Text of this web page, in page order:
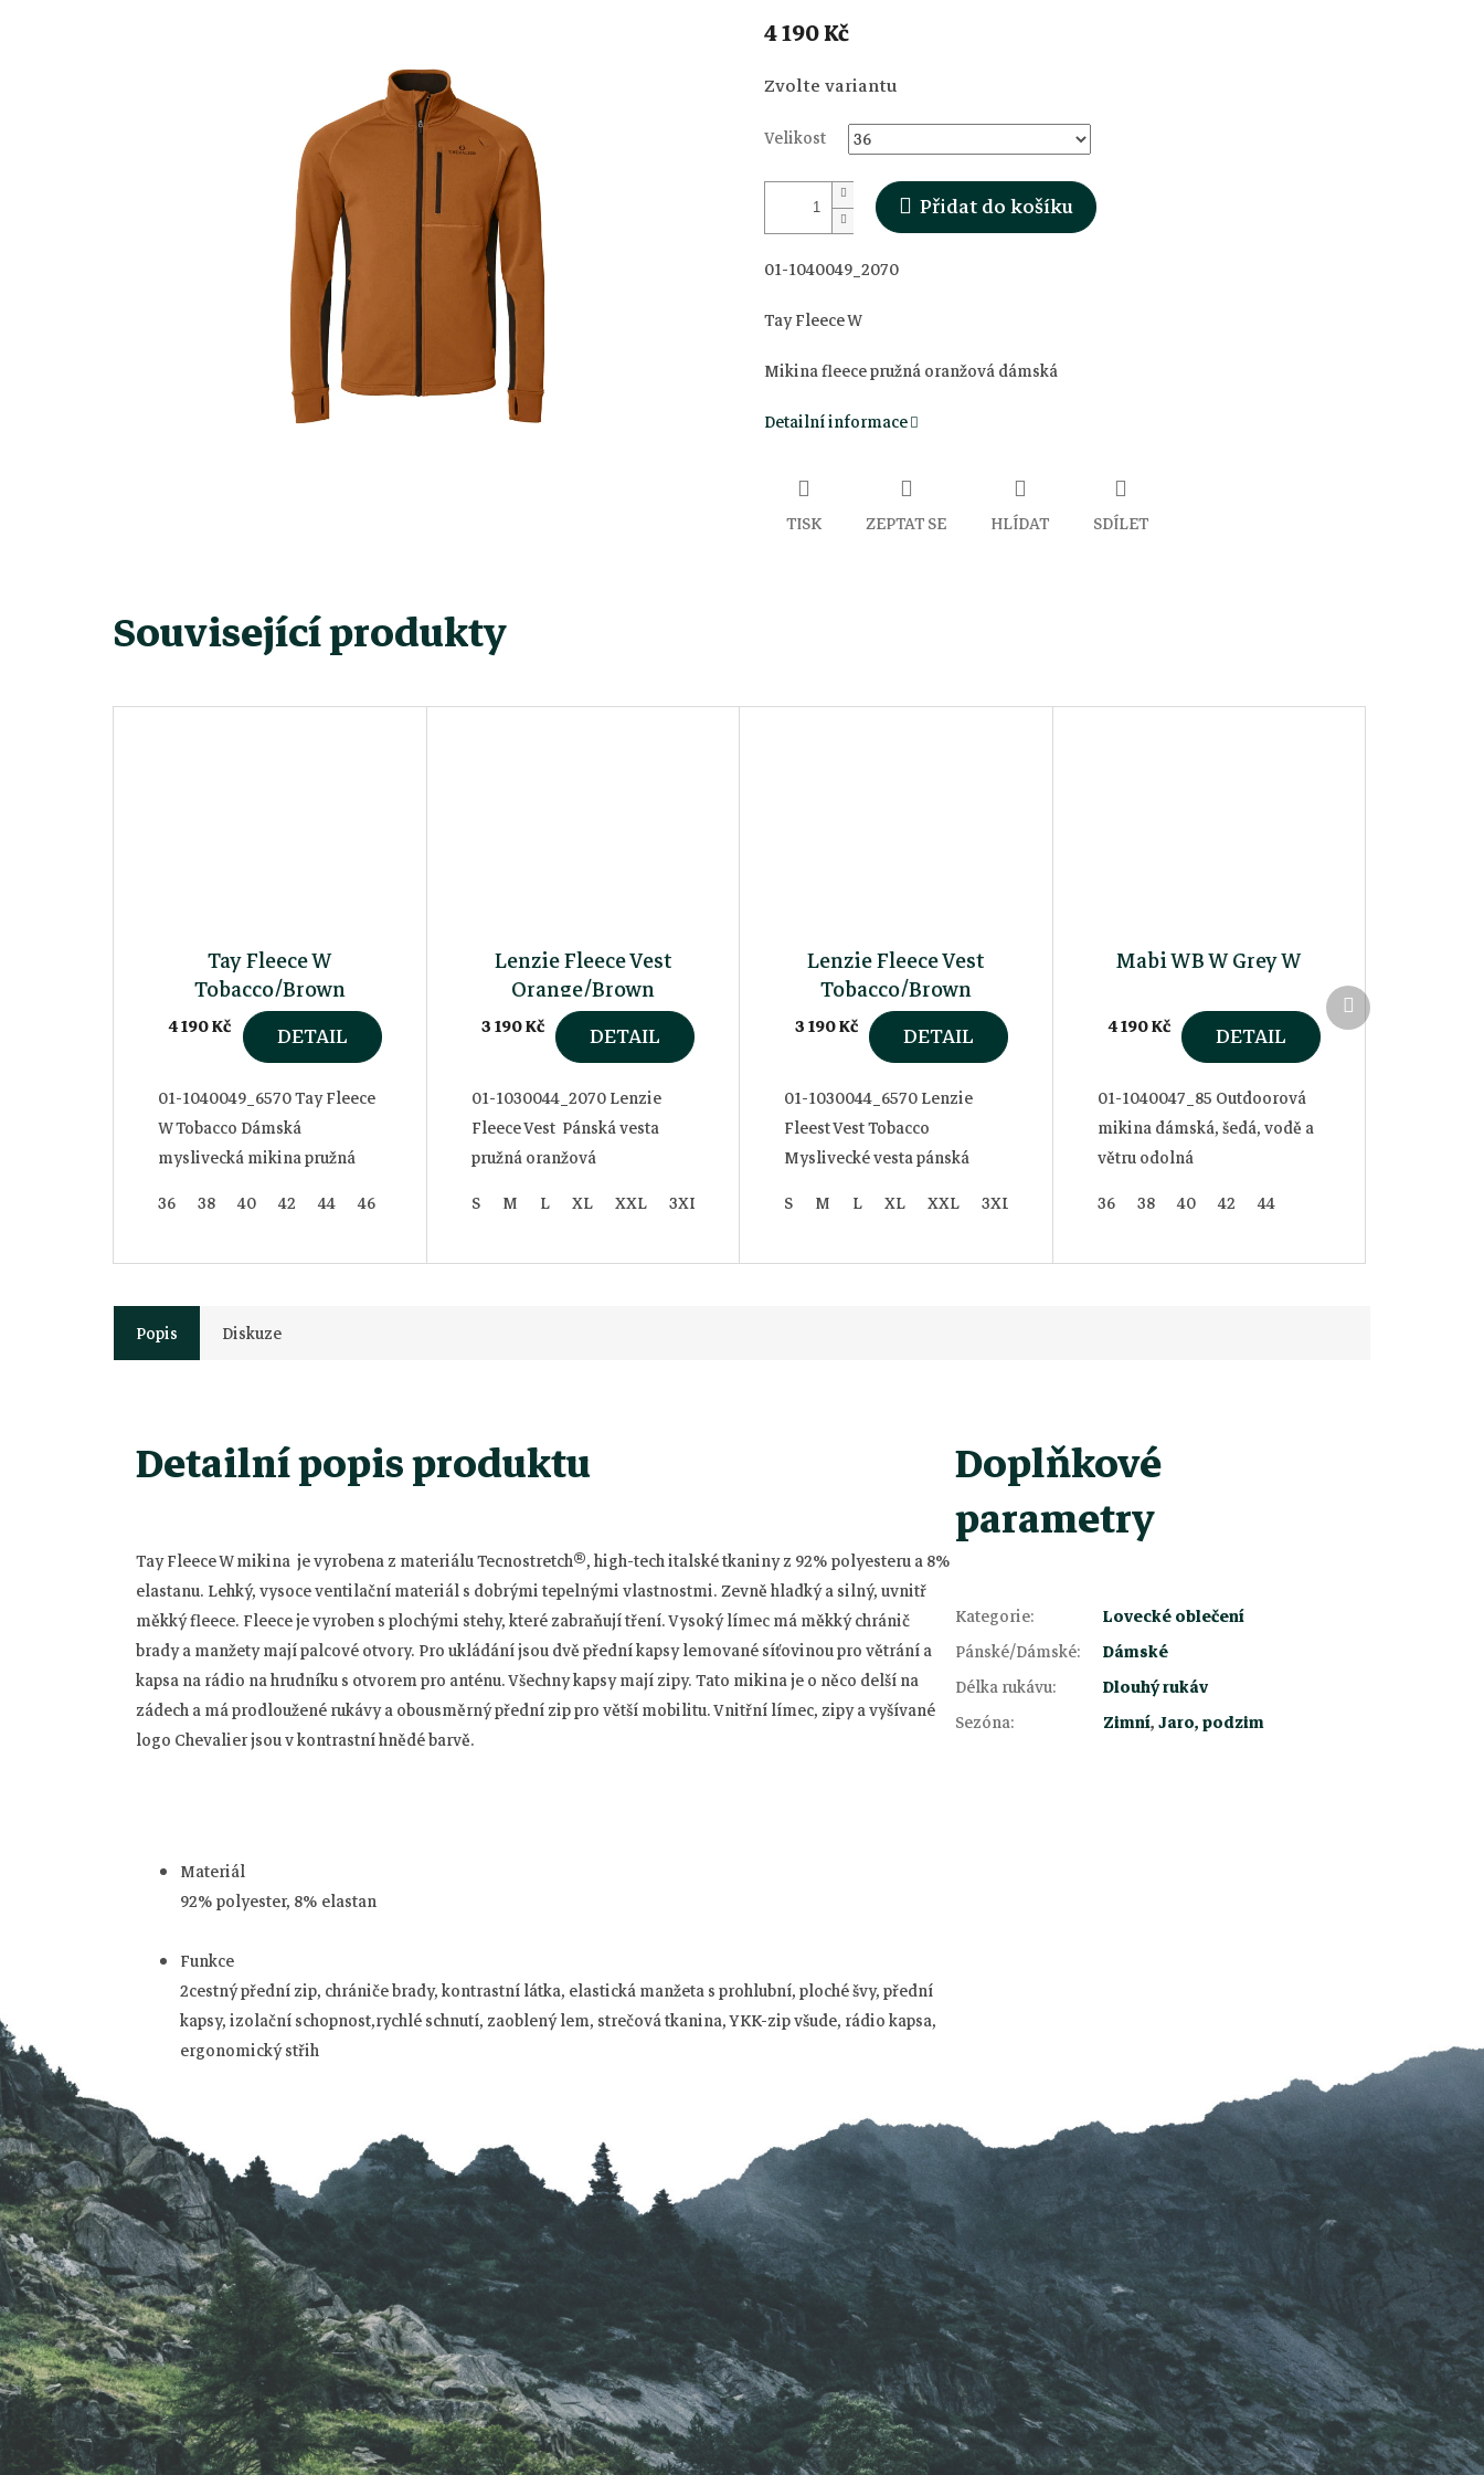
4 190 Kč
Měrná
cena:
Zvolte variantu
Velikost
Přidat do košíku
01-1040049_2070
Tay Fleece W
Mikina fleece pružná oranžová dámská
Detailní informace
TISK ZEPTAT SE HLÍDAT SDÍLET
Související produkty
Tay Fleece W
Tobacco/Brown
4 190 Kč DETAIL
01-1040049_6570 Tay Fleece
W Tobacco Dámská
myslivecká mikina pružná
36
38 40 42 44 46
Lenzie Fleece Vest
Orange/Brown
3 190 Kč DETAIL
01-1030044_2070 Lenzie
Fleece Vest Pánská vesta
pružná oranžová
S
M L XL XXL 3XL
Lenzie Fleece Vest
Tobacco/Brown
3 190 Kč DETAIL
01-1030044_6570 Lenzie
Fleest Vest Tobacco
Myslivecké vesta pánská
S M L XL XXL 3XL
Mabi WB W Grey W
4 190 Kč DETAIL
01-1040047_85 Outdoorová
mikina dámská, šedá, vodě a
větru odolná
36
38 40 42 44
Další
produkt
Popis Diskuze
Detailní popis produktu
Tay Fleece W mikina je vyrobena z materiálu Tecnostretch®, high-tech italské tkaniny z 92% polyesteru a 8%
elastanu. Lehký, vysoce ventilační materiál s dobrými tepelnými vlastnostmi.Zevně hladký a silný, uvnitř
měkký fleece. Fleece je vyroben s plochými stehy, které zabraňují tření.Vysoký límec má měkký chránič
brady a manžety mají palcové otvory. Pro ukládání jsou dvě přední kapsy lemované síťovinou pro větrání a
kapsa na rádio na hrudníku s otvorem pro anténu.Všechny kapsy mají zipy.Tato mikina je o něco delší na
zádech a má prodloužené rukávy a obousměrný přední zip pro větší mobilitu.Vnitřní límec, zipy a vyšívané
logo Chevalier jsou v kontrastní hnědé barvě.
Materiál
92% polyester, 8% elastan
Funkce
2cestný přední zip, chrániče brady, kontrastní látka, elastická manžeta s prohlubní, ploché švy, přední
kapsy, izolační schopnost,rychlé schnutí, zaoblený lem, strečová tkanina, YKK-zip všude, rádio kapsa,
ergonomický střih
Doplňkové
parametry
Kategorie:
Lovecké oblečení
Pánské/Dámské:
Dámské
Délka rukávu:
Dlouhý rukáv
Sezóna: Zimní,Jaro, podzim
p
a
t
í